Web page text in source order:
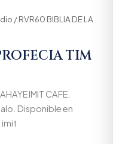
/ RVR60 BIBLIA DE LA
TIM
IMIT CAFE.
Disponible en